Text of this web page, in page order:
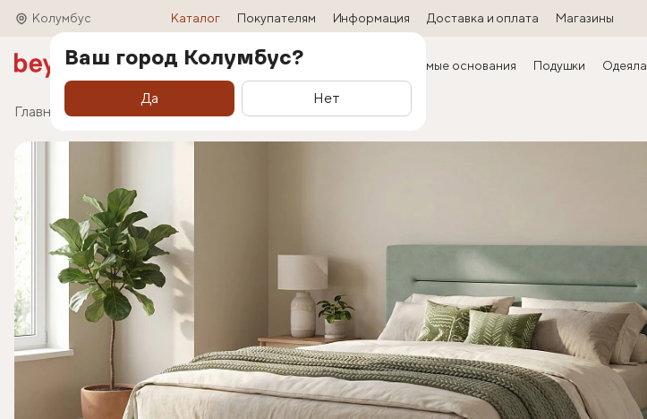
Колумбус Каталог Покупателям Информация Доставка и оплата Магазины
Акции Матрасы Кровати Трансформируемые основания Подушки Одеяла
Главная Кровати Кровать Liora (Лиора)
Ваш город Колумбус?
Да Нет